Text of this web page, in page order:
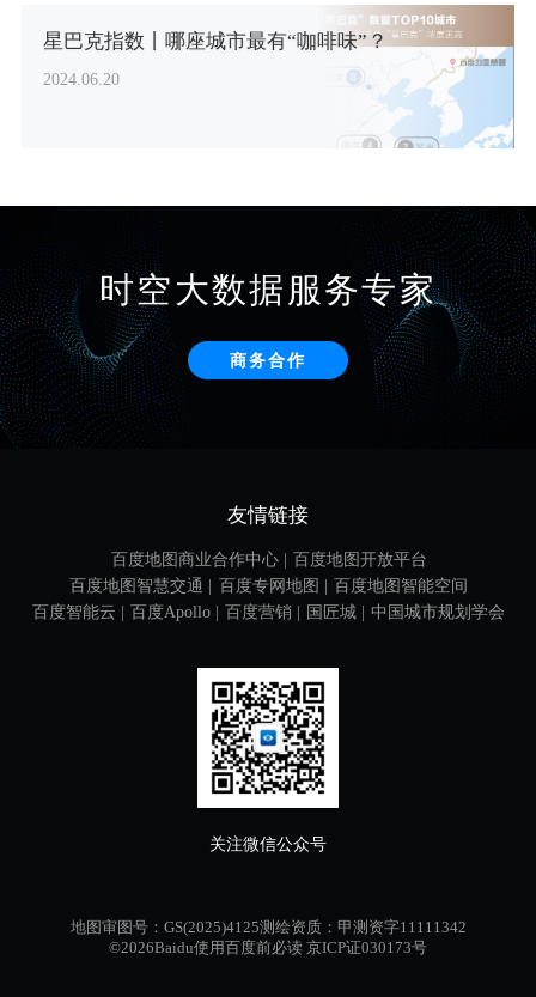
星巴克指数丨哪座城市最有“咖啡味”？
2024.06.20
时空大数据服务专家
商务合作
友情链接
百度地图商业合作中心 | 百度地图开放平台
百度地图智慧交通 | 百度专网地图 | 百度地图智能空间
百度智能云 | 百度Apollo | 百度营销 | 国匠城 | 中国城市规划学会
关注微信公众号
地图审图号：GS(2025)4125测绘资质：甲测资字11111342
©2026Baidu使用百度前必读 京ICP证030173号